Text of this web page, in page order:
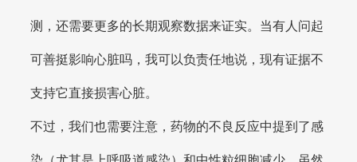
测，还需要更多的长期观察数据来证实。当有人问起
可善挺影响心脏吗，我可以负责任地说，现有证据不
支持它直接损害心脏。
不过，我们也需要注意，药物的不良反应中提到了感